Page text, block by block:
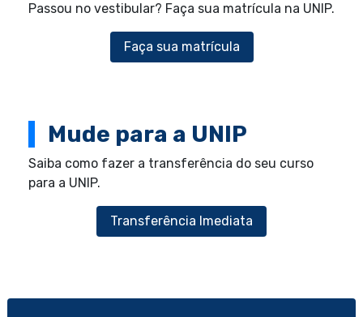
Passou no vestibular? Faça sua matrícula na UNIP.
Faça sua matrícula
Mude para a UNIP
Saiba como fazer a transferência do seu curso
para a UNIP.
Transferência Imediata